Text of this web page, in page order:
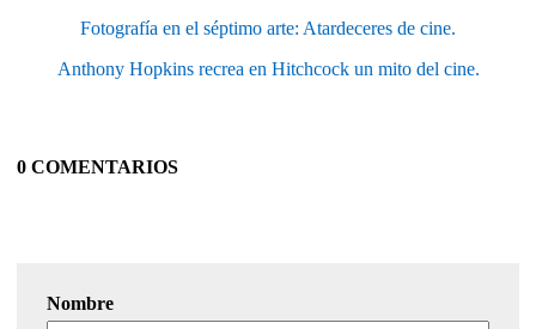
Fotografía en el séptimo arte: Atardeceres de cine.
Anthony Hopkins recrea en Hitchcock un mito del cine.
0 COMENTARIOS
Nombre